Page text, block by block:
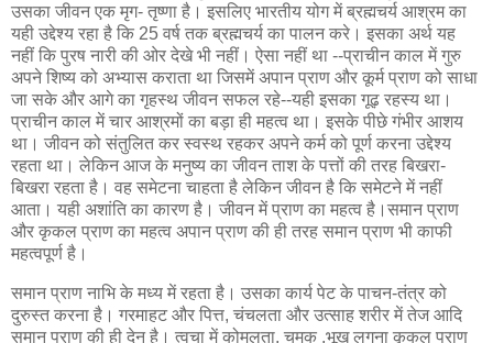
उसका जीवन एक मृग- तृष्णा है। इसलिए भारतीय योग में ब्रह्मचर्य आश्रम का
यही उद्देश्य रहा है कि 25 वर्ष तक ब्रह्मचर्य का पालन करे। इसका अर्थ यह
नहीं कि पुरष नारी की ओर देखे भी नहीं। ऐसा नहीं था --प्राचीन काल में गुरु
अपने शिष्य को अभ्यास कराता था जिसमें अपान प्राण और कूर्म प्राण को साधा
जा सके और आगे का गृहस्थ जीवन सफल रहे--यही इसका गूढ़ रहस्य था।
प्राचीन काल में चार आश्रमों का बड़ा ही महत्व था। इसके पीछे गंभीर आशय
था। जीवन को संतुलित कर स्वस्थ रहकर अपने कर्म को पूर्ण करना उद्देश्य
रहता था। लेकिन आज के मनुष्य का जीवन ताश के पत्तों की तरह बिखरा-
बिखरा रहता है। वह समेटना चाहता है लेकिन जीवन है कि समेटने में नहीं
आता। यही अशांति का कारण है। जीवन में प्राण का महत्व है।समान प्राण
और कृकल प्राण का महत्व अपान प्राण की ही तरह समान प्राण भी काफी
महत्वपूर्ण है।
समान प्राण नाभि के मध्य में रहता है। उसका कार्य पेट के पाचन-तंत्र को
दुरुस्त करना है। गरमाहट और पित्त, चंचलता और उत्साह शरीर में तेज आदि
समान प्राण की ही देन है। त्वचा में कोमलता, चमक ,भूख लगना कृकल प्राण